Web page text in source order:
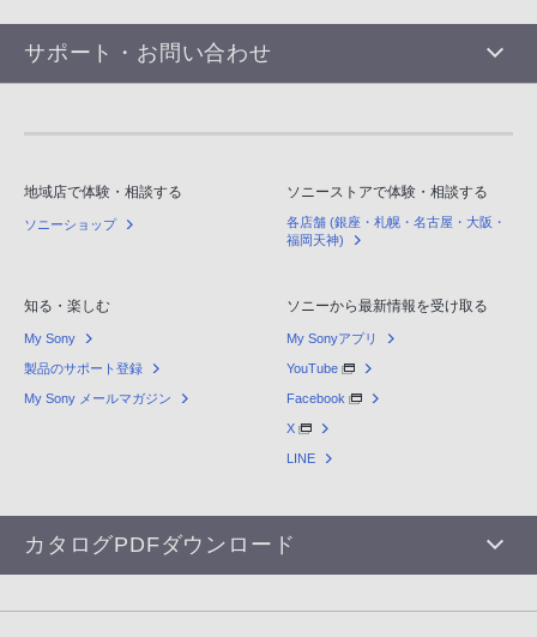
サポート・お問い合わせ
地域店で体験・相談する
ソニーショップ
ソニーストアで体験・相談する
各店舗 (銀座・札幌・名古屋・大阪・
福岡天神)
知る・楽しむ
My Sony
製品のサポート登録
My Sony メールマガジン
ソニーから最新情報を受け取る
My Sonyアプリ
YouTube
Facebook
X
LINE
カタログPDFダウンロード